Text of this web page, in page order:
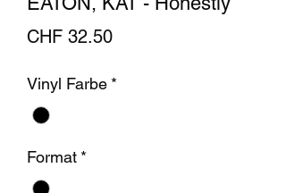
CHF 32.50Preis
Vinyl Farbe *
Format *